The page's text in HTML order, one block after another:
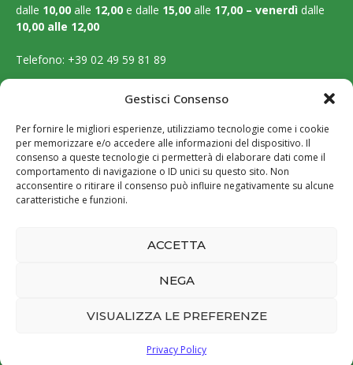
Gestisci Consenso
Per fornire le migliori esperienze, utilizziamo tecnologie come i cookie
per memorizzare e/o accedere alle informazioni del dispositivo. Il
consenso a queste tecnologie ci permetterà di elaborare dati come il
comportamento di navigazione o ID unici su questo sito. Non
acconsentire o ritirare il consenso può influire negativamente su alcune
caratteristiche e funzioni.
ACCETTA
NEGA
VISUALIZZA LE PREFERENZE
Privacy Policy
dalle 10,00 alle 12,00 e dalle 15,00 alle 17,00 – venerdì dalle
10,00 alle 12,00
Telefono: +39 02 49 59 81 89
segreteria@ordinebiologilombardia.it
LEGAL PAGES
Amministrazione trasparente
@2026 - All Right Reserved